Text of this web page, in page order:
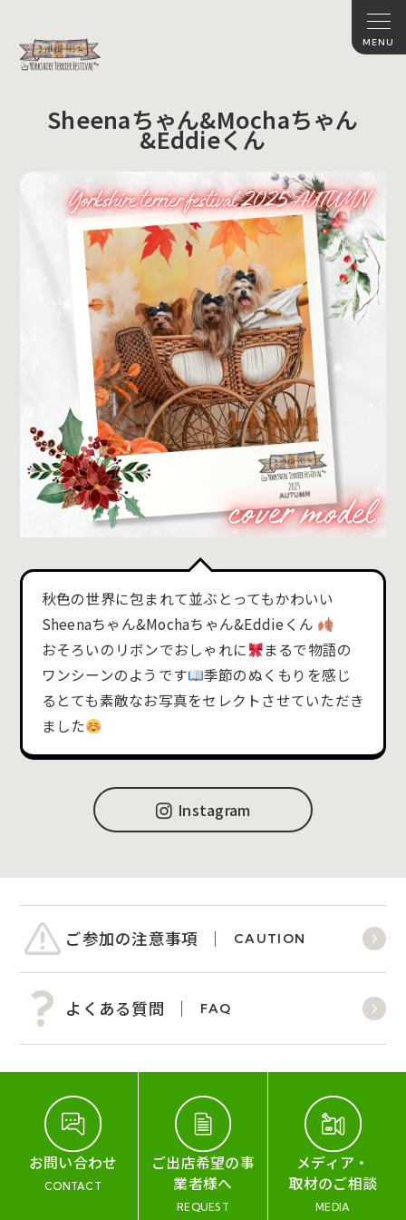
Sheenaちゃん&Mochaちゃん
&Eddieくん
秋色の世界に包まれて並ぶとってもかわいい
Sheenaちゃん&Mochaちゃん&Eddieくん
おそろいのリボンでおしゃれに
まるで物語の
ワンシーンのようです
季節のぬくもりを感じ
るとても素敵なお写真をセレクトさせていただき
ました
Instagram
ご参加の注意事項 CAUTION
よくある質問 FAQ
お問い合わせ
CONTACT
ご出店希望の事
業者様へ
REQUEST
メディア・
取材のご相談
MEDIA